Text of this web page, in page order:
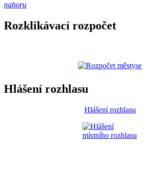
nahoru
Rozklikávací rozpočet
Hlášení rozhlasu
Hlášení rozhlasu